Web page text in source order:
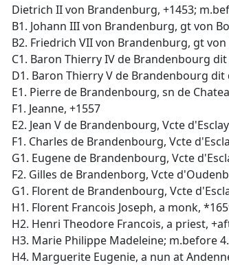
Dietrich II von Brandenburg, +1453;
B1. Johann III von Brandenburg, gt von
B2. Friedrich VII von Brandenburg, gt
C1. Baron Thierry IV de Brandenbourg
D1. Baron Thierry V de Brandenbourg dit
E1. Pierre de Brandenbourg, sn de
F1. Jeanne, +1557
E2. Jean V de Brandenbourg, Vcte
F1. Charles de Brandenbourg, Vcte
G1. Eugene de Brandenbourg, Vcte
F2. Gilles de Brandenborg, Vcte
G1. Florent de Brandenbourg, Vcte
H1. Florent Francois Joseph, a monk,
H2. Henri Theodore Francois, a priest,
H3. Marie Philippe Madeleine; m.before
H4. Marguerite Eugenie, a nun at